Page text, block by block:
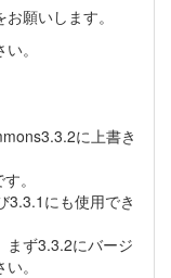
願いします。
。
に上書き
。
3.3.1にも使用でき
ず3.3.2にバージ
。